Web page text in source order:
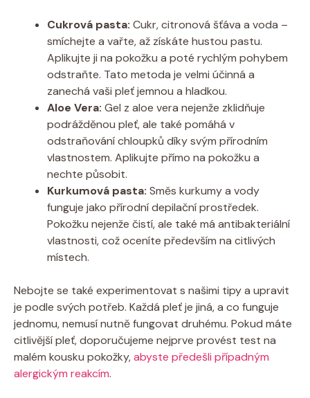
Cukrová pasta: Cukr, citronová šťáva a voda –
smíchejte a vařte, až získáte hustou pastu.
Aplikujte ji na pokožku a poté rychlým pohybem
odstraňte. Tato metoda je velmi účinná a
zanechá vaši pleť jemnou a hladkou.
Aloe Vera: Gel z aloe vera nejenže zklidňuje
podrážděnou pleť, ale také pomáhá v
odstraňování chloupků díky svým přírodním
vlastnostem. Aplikujte přímo na pokožku a
nechte působit.
Kurkumová pasta: Směs kurkumy a vody
funguje jako přírodní depilační prostředek.
Pokožku nejenže čistí, ale také má antibakteriální
vlastnosti, což oceníte především na citlivých
místech.
Nebojte se také experimentovat s našimi tipy a upravit
je podle svých potřeb. Každá pleť je jiná, a co funguje
jednomu, nemusí nutně fungovat druhému. Pokud máte
citlivější pleť, doporučujeme nejprve provést test na
malém kousku pokožky,abyste předešli případným
alergickým reakcím.